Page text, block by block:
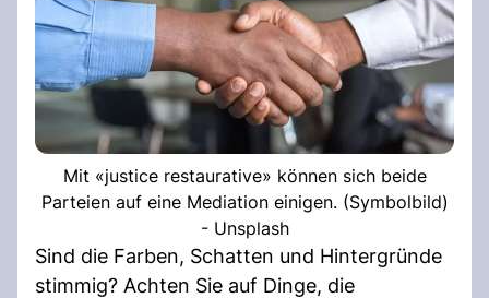
Mit «justice restaurative» können sich beide
Parteien auf eine Mediation einigen. (Symbolbild)
- Unsplash
Sind die Farben, Schatten und Hintergründe
stimmig? Achten Sie auf Dinge, die